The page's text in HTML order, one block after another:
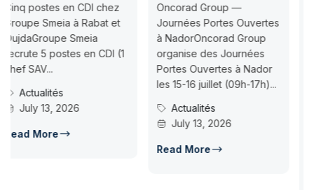
Oncorad Group —
Journées Portes Ouvertes
à NadorOncorad Group
organise des Journées
Portes Ouvertes à Nador
Actualités
07-18
Concours d’accès L1
Inscription jusqu’au 2026-
07-18ISMAC ouvre les
candidatures au concours
d’accès en L1 pour...
Concours Post-Bac